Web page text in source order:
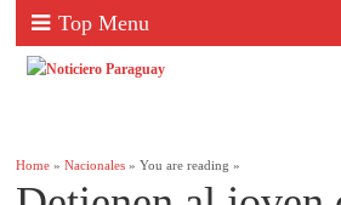
Top Menu
Home »Nacionales » You are reading »